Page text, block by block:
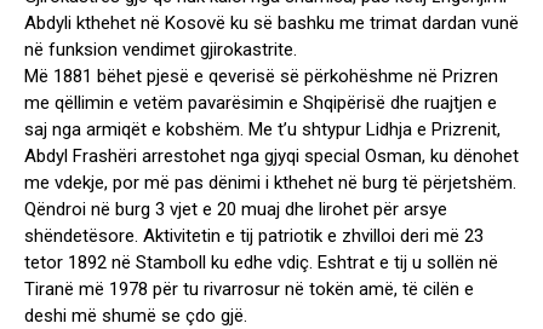
Abdyli kthehet në Kosovë ku së bashku me trimat dardan vunë
në funksion vendimet gjirokastrite.
Më 1881 bëhet pjesë e qeverisë së përkohëshme në Prizren
me qëllimin e vetëm pavarësimin e Shqipërisë dhe ruajtjen e
saj nga armiqët e kobshëm. Me t’u shtypur Lidhja e Prizrenit,
Abdyl Frashëri arrestohet nga gjyqi special Osman, ku dënohet
me vdekje, por më pas dënimi i kthehet në burg të përjetshëm.
Qëndroi në burg 3 vjet e 20 muaj dhe lirohet për arsye
shëndetësore. Aktivitetin e tij patriotik e zhvilloi deri më 23
tetor 1892 në Stamboll ku edhe vdiç. Eshtrat e tij u sollën në
Tiranë më 1978 për tu rivarrosur në tokën amë, të cilën e
deshi më shumë se çdo gjë.